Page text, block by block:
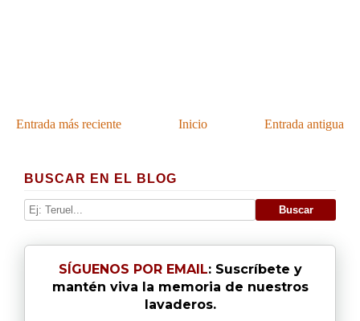
Entrada más reciente Entrada antigua
Inicio
BUSCAR EN EL BLOG
SÍGUENOS POR EMAIL: Suscríbete y
mantén viva la memoria de nuestros
lavaderos.